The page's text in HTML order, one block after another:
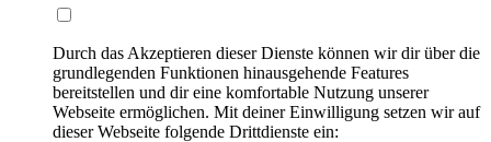
Durch das Akzeptieren dieser Dienste können wir dir über die
grundlegenden Funktionen hinausgehende Features
bereitstellen und dir eine komfortable Nutzung unserer
Webseite ermöglichen. Mit deiner Einwilligung setzen wir auf
dieser Webseite folgende Drittdienste ein: